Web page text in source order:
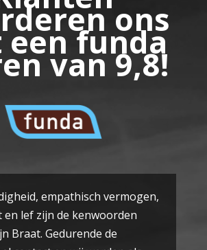
ons
funda
van 9,8!
empathisch vermogen,
en lef zijn de kenwoorden
Braat. Gedurende de